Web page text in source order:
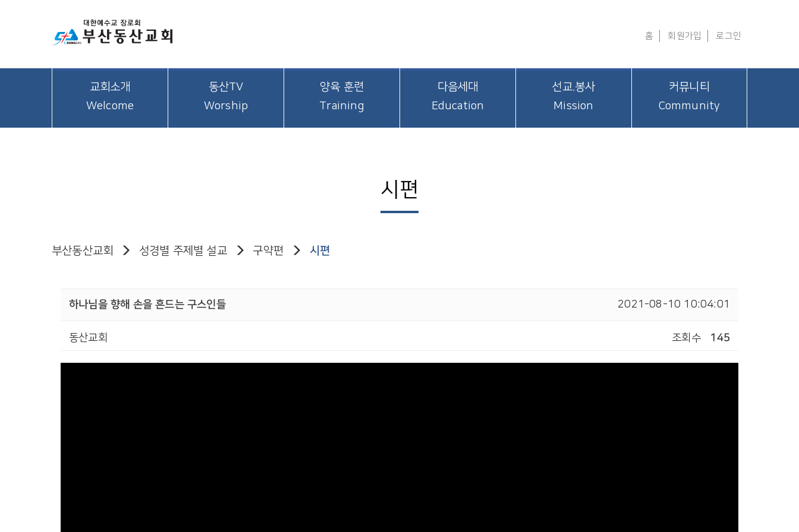
홈 회원가입 로그인
교회소개
Welcome
동산TV
Worship
양육 훈련
Training
다음세대
Education
선교.봉사
Mission
커뮤니티
Community
시편
부산동산교회 성경별 주제별 설교 구약편 시편
하나님을 향해 손을 흔드는 구스인들 2021-08-10 10:04:01
동산교회 조회수 145